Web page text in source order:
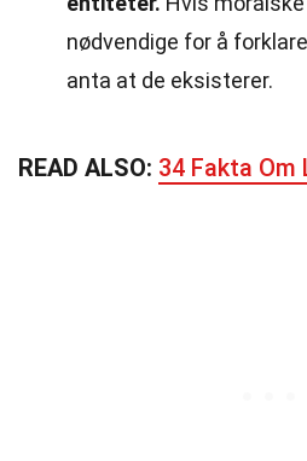
nødvendige for å
anta at de eksisterer.
READ ALSO: 34 Fakta